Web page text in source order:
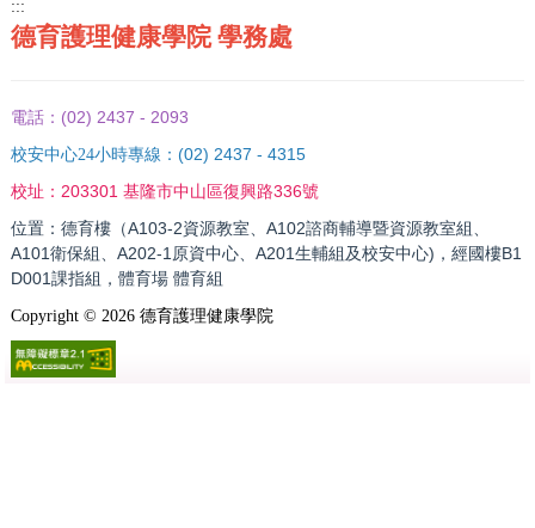
:::
德育護理健康學院 學務處
電話： (02) 2437 - 2093
校安中心24小時專線： (02) 2437 - 4315
校址： 203301 基隆市中山區復興路336號
位置：德育樓（A103-2資源教室、A102諮商輔導暨資源教室組、
A101衛保組、A202-1原資中心、A201生輔組及校安中心)，經國樓B1
D001課指組，體育場 體育組
Copyright © 2026德育護理健康學院